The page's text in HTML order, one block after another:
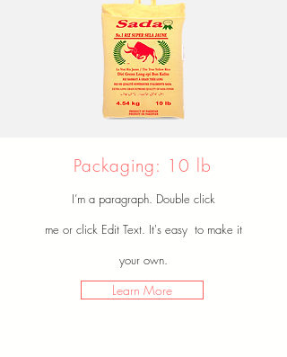
Packaging: 10 lb
I’m a paragraph. Double click
me or click Edit Text. It's easy to make it
your own.
Learn More